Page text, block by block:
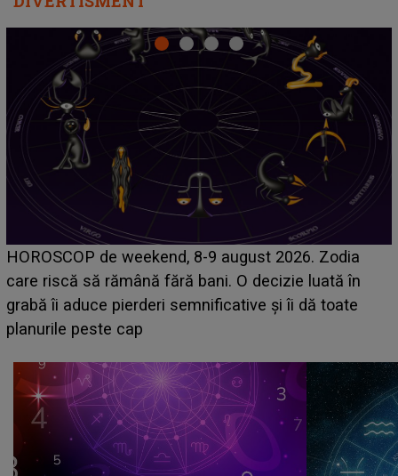
Emanuel a ținut ACEST DETALIU ASCUNS până
acum! În fața Alexandrei, concurentul din Casa Iubirii
face o MĂRTURISIRE NEAȘTEPTATĂ despre mama
sa: "I-am spus și ei în față, eu nu te iubesc pentru